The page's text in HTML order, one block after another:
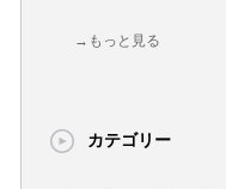
→もっと見る
カテゴリー